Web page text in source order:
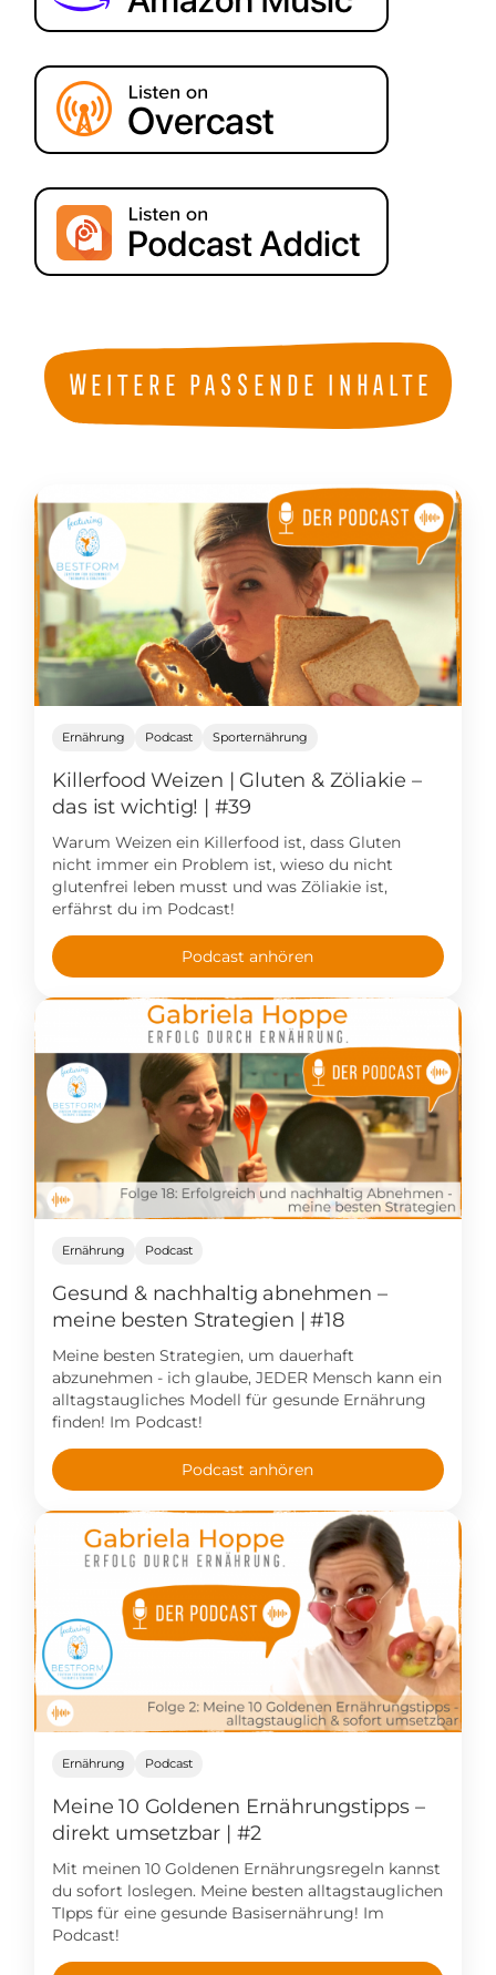
Weitere passende Inhalte
Ernährung Podcast Sporternährung
Killerfood Weizen | Gluten & Zöliakie –
das ist wichtig! | #39
Warum Weizen ein Killerfood ist, dass Gluten
nicht immer ein Problem ist, wieso du nicht
glutenfrei leben musst und was Zöliakie ist,
erfährst du im Podcast!
Podcast anhören
Ernährung Podcast
Gesund & nachhaltig abnehmen –
meine besten Strategien | #18
Meine besten Strategien, um dauerhaft
abzunehmen - ich glaube, JEDER Mensch kann ein
alltagstaugliches Modell für gesunde Ernährung
finden! Im Podcast!
Podcast anhören
Ernährung Podcast
Meine 10 Goldenen Ernährungstipps –
direkt umsetzbar | #2
Mit meinen 10 Goldenen Ernährungsregeln kannst
du sofort loslegen. Meine besten alltagstauglichen
TIpps für eine gesunde Basisernährung! Im
Podcast!